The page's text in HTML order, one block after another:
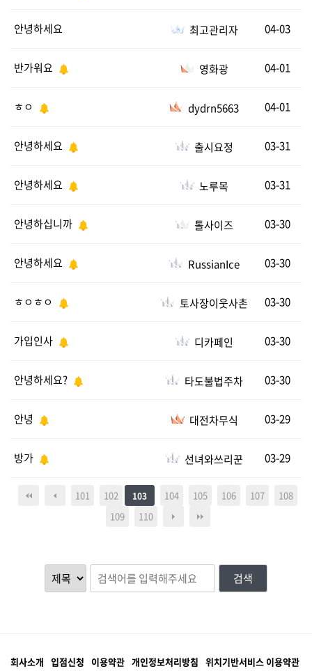
안녕하세요 최고관리자 04-03
반가워요 영화광 04-01
ㅎㅇ dydrn5663 04-01
안녕하세요 출시요정 03-31
안녕하세요 노루목 03-31
안녕하십니까 톨사이즈 03-30
안녕하세요 RussianIce 03-30
ㅎㅇㅎㅇ 토사장이웃사촌 03-30
가입인사 디카페인 03-30
안녕하세요? 타도불법주차 03-30
안녕 대전차무식 03-29
방가 선녀와쓰리꾼 03-29
101 102 103 104 105 106 107
108
109
110
검색
회사소개 입점신청 이용약관 개인정보처리방침 위치기반서비스 이용약관